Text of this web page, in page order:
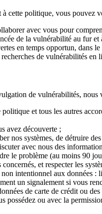
cette politique, vous pouvez
avec vous pour
de la vulnérabilité au fur et
en temps opportun, dans
de vulnérabilités en
de vulnérabilités, nous
et tous les autres
avez découverte ;
nos systèmes, de détruire
avec nous des
le problème (au moins 90
et respecter les
intentionnel aux données
un signalement si vous
de carte de crédit ou
possédez ou avec la